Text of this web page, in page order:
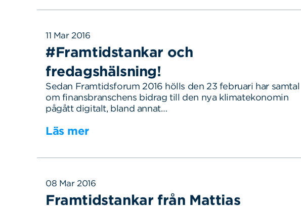
11 Mar 2016
#Framtidstankar och
fredagshälsning!
Sedan Framtidsforum 2016 hölls den 23 februari har samtal
om finansbranschens bidrag till den nya klimatekonomin
pågått digitalt, bland annat…
Läs mer
08 Mar 2016
Framtidstankar från Mattias
Sök på sidan:Sök
efter: